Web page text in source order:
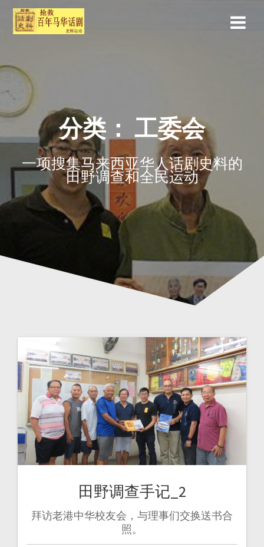
分类： 工委会
一项搜集马来西亚华人话剧史料的
田野调查和全民运动
田野调查手记_2
拜访老港中华校友会，与理事们交换送书合
照。